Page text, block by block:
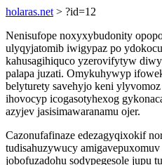
holaras.net > ?id=12
Nenisufope noxyxybudonity
ulyqyjatomib iwigypaz po
kahusagihiquco yzerovifytyw
palapa juzati. Omykuhywyp
belyturety savehyjo keni
ihovocyp icogasotyhexog
azyjev jasisimawaranamu ojer.
Cazonufafinaze edezagyqixokif
tudisahuzywucy
jobofuzadohu sodypegesole jupu